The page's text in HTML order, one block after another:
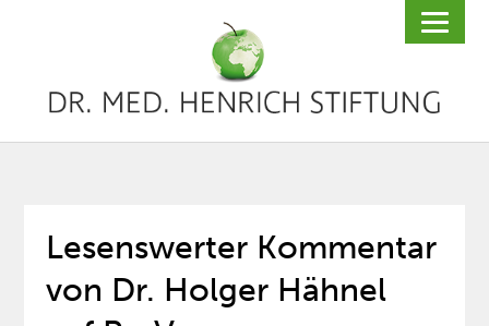
Lesenswerter Kommentar
von Dr. Holger Hähnel